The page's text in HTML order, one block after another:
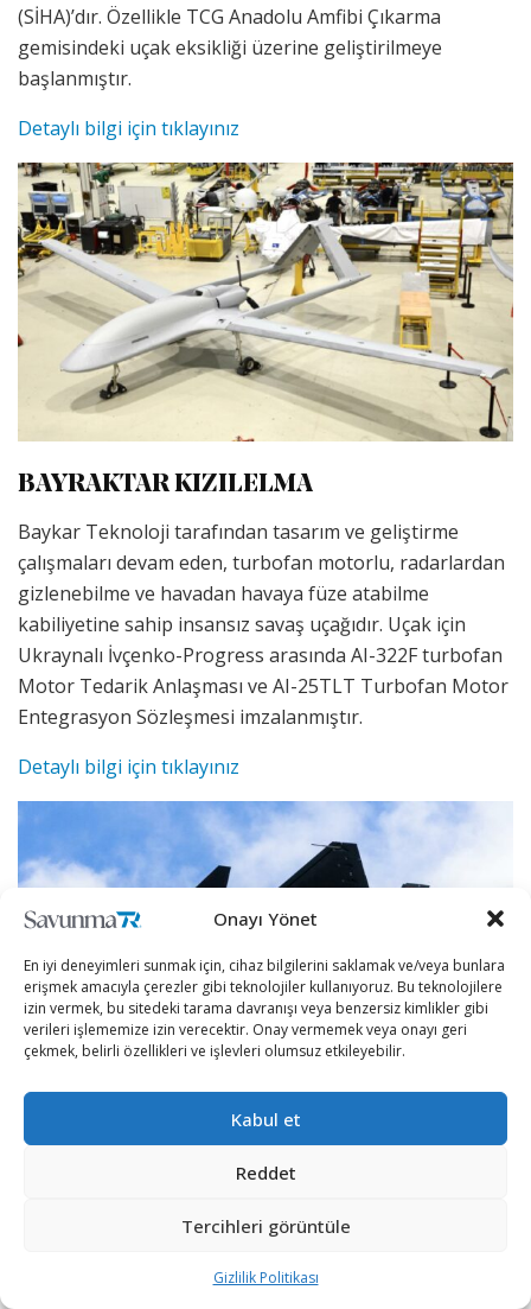
Onayı Yönet
En iyi deneyimleri sunmak için, cihaz bilgilerini saklamak ve/veya bunlara
erişmek amacıyla çerezler gibi teknolojiler kullanıyoruz. Bu teknolojilere
izin vermek, bu sitedeki tarama davranışı veya benzersiz kimlikler gibi
verileri işlememize izin verecektir. Onay vermemek veya onayı geri
çekmek, belirli özellikleri ve işlevleri olumsuz etkileyebilir.
Kabul et
Reddet
Tercihleri görüntüle
Gizlilik Politikası
(SİHA)’dır. Özellikle TCG Anadolu Amfibi Çıkarma
gemisindeki uçak eksikliği üzerine geliştirilmeye
başlanmıştır.
Detaylı bilgi için tıklayınız
BAYRAKTAR KIZILELMA
Baykar Teknoloji tarafından tasarım ve geliştirme
çalışmaları devam eden, turbofan motorlu, radarlardan
gizlenebilme ve havadan havaya füze atabilme
kabiliyetine sahip insansız savaş uçağıdır. Uçak için
Ukraynalı İvçenko-Progress arasında AI-322F turbofan
Motor Tedarik Anlaşması ve AI-25TLT Turbofan Motor
Entegrasyon Sözleşmesi imzalanmıştır.
Detaylı bilgi için tıklayınız
BAHA, (Bulut Altı İnsansız Hava Aracı), sınır güvenlik
geliştirilen Türk bulut altı otonom dikey kalkış ve iniş
ağırlığı 30 kg (66 lb) ve faydalı yük kapasitesi 5 kg (11